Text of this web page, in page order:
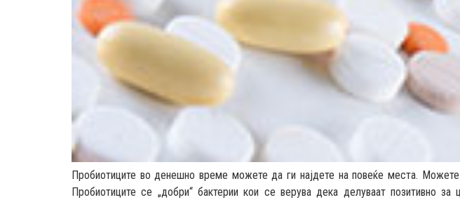
Пробиотиците во денешно време можете да ги најдете на повеќе места. Можете
Пробиотиците се „добри“ бактерии кои се верува дека делуваат позитивно